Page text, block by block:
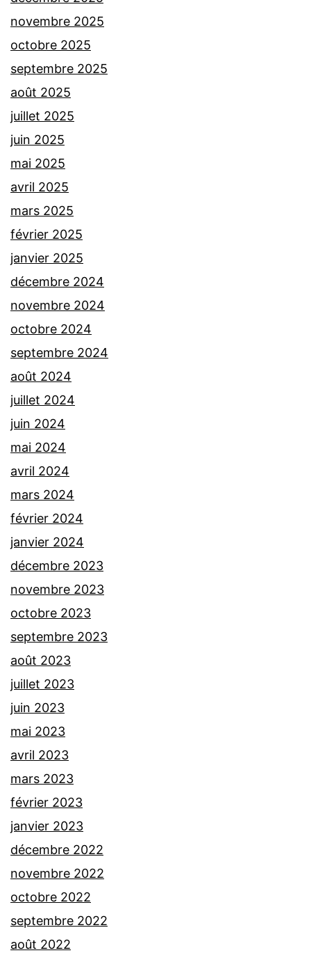
novembre 2025
octobre 2025
septembre 2025
août 2025
juillet 2025
juin 2025
mai 2025
avril 2025
mars 2025
février 2025
janvier 2025
décembre 2024
novembre 2024
octobre 2024
septembre 2024
août 2024
juillet 2024
juin 2024
mai 2024
avril 2024
mars 2024
février 2024
janvier 2024
décembre 2023
novembre 2023
octobre 2023
septembre 2023
août 2023
juillet 2023
juin 2023
mai 2023
avril 2023
mars 2023
février 2023
janvier 2023
décembre 2022
novembre 2022
octobre 2022
septembre 2022
août 2022